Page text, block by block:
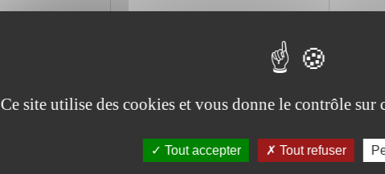
de
Ce site utilise des cookies et vous donne le contrôle sur
Tout accepter Tout refuser